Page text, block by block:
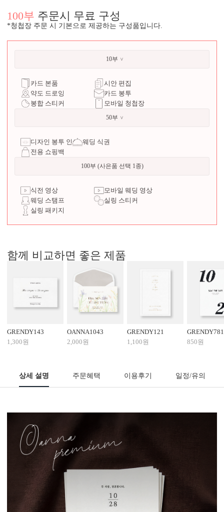
100부 주문시 무료 구성
*청첩장 주문 시 기본으로 제공하는 구성품입니다.
10부
카드 본품
시안 편집
약도 드로잉
카드 봉투
봉합 스티커
모바일 청첩장
50부
디자인 봉투 인쇄 웨딩 식권
전용 쇼핑백
100부 (사은품 선택 1종)
식전 영상
모바일 웨딩 영상
웨딩 스탬프
실링 스티커
실링 패키지
함께 비교하면 좋은 제품
GRENDY143
1,300원
OANNA1043
2,000원
GRENDY121
1,100원
GRENDY781
850원
상세 설명 주문혜택 이용후기 일정/유의